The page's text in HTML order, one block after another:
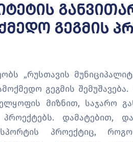
Გეგმის
„რუსთავის
გეგმის
მიზნით, საჯარო
დამატებით,
პროექტიც,